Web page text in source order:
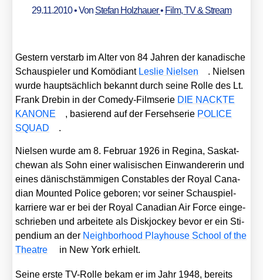
29.11.2010• Von Stefan Holzhauer• Film, TV & Stream
Ges­tern ver­starb im Alter von 84 Jah­ren der kana­di­sche
Schau­spie­ler und Komö­di­ant Les­lie Niel­sen
. Niel­sen
wur­de haupt­säch­lich bekannt durch sei­ne Rol­le des Lt.
Frank Dre­bin in der Come­dy-Film­se­rie DIE NACKTE
KANONE
, basie­rend auf der Fer­seh­se­rie POLICE
SQUAD
.
Niel­sen wur­de am 8. Febru­ar 1926 in Regi­na, Sas­kat­
che­wan als Sohn einer wali­si­schen Ein­wan­de­re­rin und
eines dänisch­stäm­mi­gen Consta­bles der Roy­al Cana­
di­an Moun­ted Poli­ce gebo­ren; vor sei­ner Schau­spiel­
kar­rie­re war er bei der Roy­al Cana­di­an Air Force ein­ge­
schrie­ben und arbei­te­te als Disk­jo­ckey bevor er ein Sti­
pen­di­um an der Neigh­bor­hood Play­house School of the
Theat­re
in New York erhielt.
Sei­ne ers­te TV-Rol­le bekam er im Jahr 1948, bereits